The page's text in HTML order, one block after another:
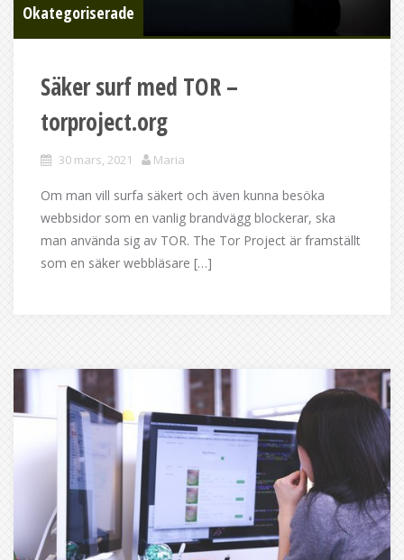
Okategoriserade
Säker surf med TOR –
torproject.org
30 mars, 2021 Maria
Om man vill surfa säkert och även kunna besöka
webbsidor som en vanlig brandvägg blockerar, ska
man använda sig av TOR. The Tor Project är framställt
som en säker webbläsare […]